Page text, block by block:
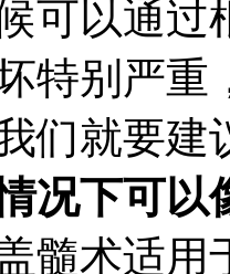
可以通
特别严重
们就要建
下可以
髓术适用